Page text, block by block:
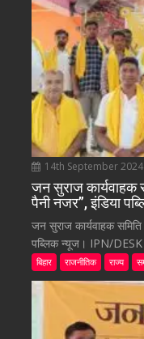
14th September 2024
जन सुराज कार्यवाहक
पैनी नजर”, इंडिया
जन सुराज कार्यवाहक
पब्लिक न्यूज। IPN/DESK
बिहार राजनीतिक राज्य